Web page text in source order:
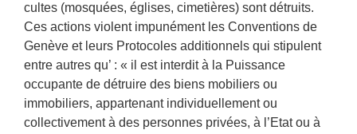
cultes (mosquées, églises, cimetières) sont détruits.
Ces actions violent impunément les Conventions de
Genève et leurs Protocoles additionnels qui stipulent
entre autres qu’ : « il est interdit à la Puissance
occupante de détruire des biens mobiliers ou
immobiliers, appartenant individuellement ou
collectivement à des personnes privées, à l’Etat ou à